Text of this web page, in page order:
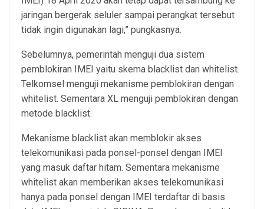
jaringan bergerak seluler sampai perangkat tersebut
tidak ingin digunakan lagi,” pungkasnya.
Sebelumnya, pemerintah menguji dua sistem
pemblokiran IMEI yaitu skema blacklist dan whitelist.
Telkomsel menguji mekanisme pemblokiran dengan
whitelist. Sementara XL menguji pemblokiran dengan
metode blacklist.
Mekanisme blacklist akan memblokir akses
telekomunikasi pada ponsel-ponsel dengan IMEI
yang masuk daftar hitam. Sementara mekanisme
whitelist akan memberikan akses telekomunikasi
hanya pada ponsel dengan IMEI terdaftar di basis